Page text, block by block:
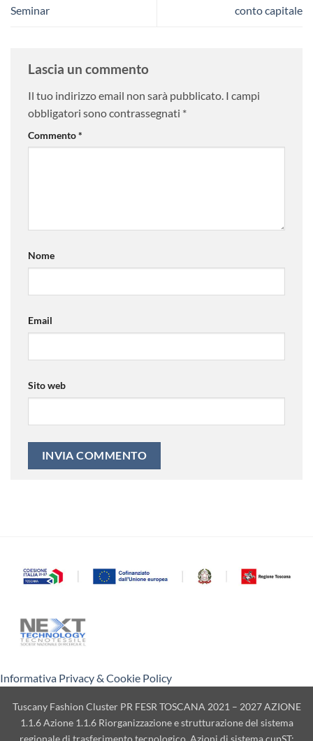
Seminar
conto capitale
Lascia un commento
Il tuo indirizzo email non sarà pubblicato. I campi
obbligatori sono contrassegnati *
Commento*
Nome
Email
Sito web
Informativa Privacy & Cookie Policy
Tuscany Fashion Cluster PR FESR TOSCANA 2021 – 2027 AZIONE
1.1.6 Azione 1.1.6 Riorganizzazione e strutturazione del sistema